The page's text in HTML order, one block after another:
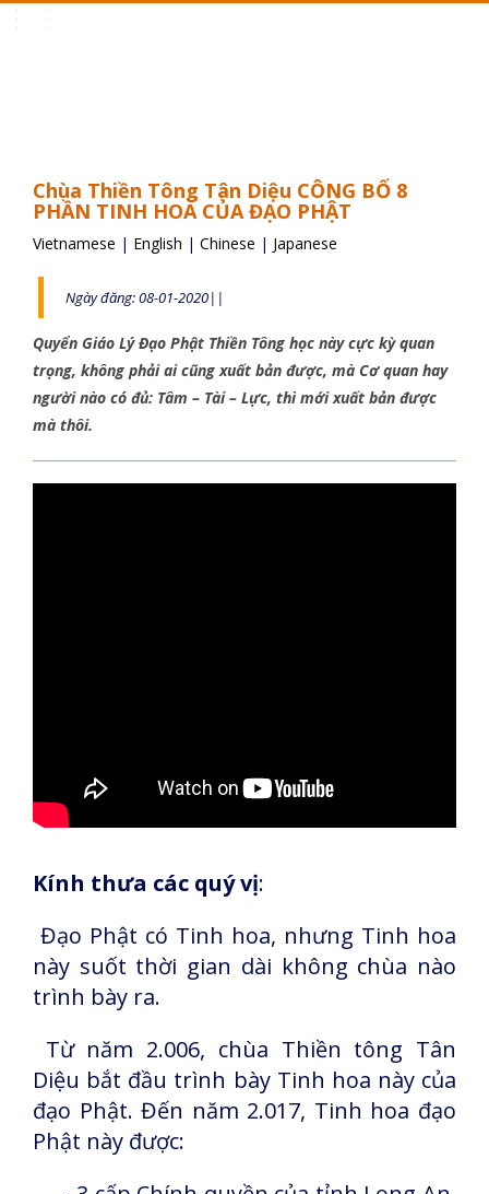
Chùa Thiền Tông Tân Diệu CÔNG BỐ 8
PHẦN TINH HOA CỦA ĐẠO PHẬT
Vietnamese | English | Chinese | Japanese
Ngày đăng: 08-01-2020||
Quyển Giáo Lý Đạo Phật Thiền Tông học này cực kỳ quan
trọng, không phải ai cũng xuất bản được, mà Cơ quan hay
người nào có đủ: Tâm – Tài – Lực, thì mới xuất bản được
mà thôi.
Kính thưa các quý vị:
Đạo Phật có Tinh hoa, nhưng Tinh hoa
này suốt thời gian dài không chùa nào
trình bày ra.
Từ năm 2.006, chùa Thiền tông Tân
Diệu bắt đầu trình bày Tinh hoa này của
đạo Phật. Đến năm 2.017, Tinh hoa đạo
Phật này được: